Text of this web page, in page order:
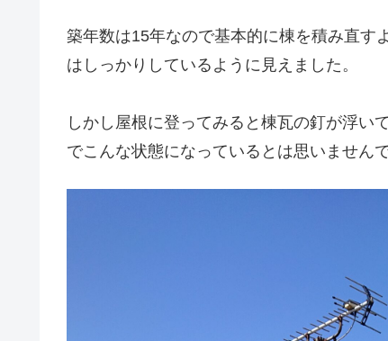
築年数は15年なので基本的に棟を積み直す
はしっかりしているように見えました。
しかし屋根に登ってみると棟瓦の釘が浮い
でこんな状態になっているとは思いませんで